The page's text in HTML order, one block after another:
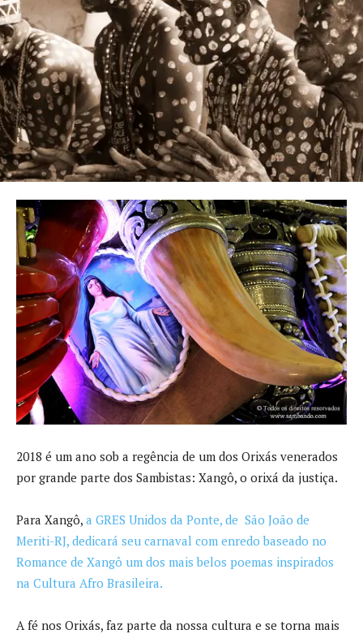
2018 é um ano sob a regência de um dos Orixás venerados
por grande parte dos Sambistas: Xangô, o orixá da justiça.
Para Xangô, a GRES Unidos da Ponte, de São João de
Meriti-RJ, dedicará seu carnaval com enredo baseado no
Romance de Xangô um dos mais belos poemas inspirados
na Cultura Afro Brasileira.
A fé nos Orixás, faz parte da nossa cultura e se torna mais